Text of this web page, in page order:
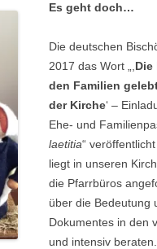
Es geht doch…
Die deutschen
2017 das Wort „,Die
den Familien
der Kirche‘ –
Ehe- und
laetitia“
liegt in unseren
die Pfarrbüros
über die Bedeutung
Dokumentes in den
und intensiv beraten.